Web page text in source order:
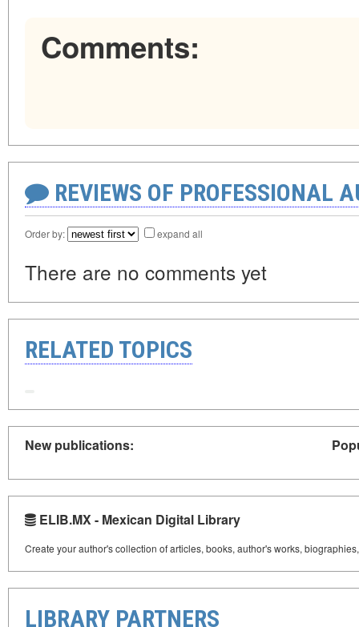
Comments:
REVIEWS OF PROFESSIONAL
Order by: expand all
There are no comments yet
RELATED TOPICS
New publications:
ELIB.MX - Mexican Digital Library
Create your author's collection of articles, books, author's works,
LIBRARY PARTNERS